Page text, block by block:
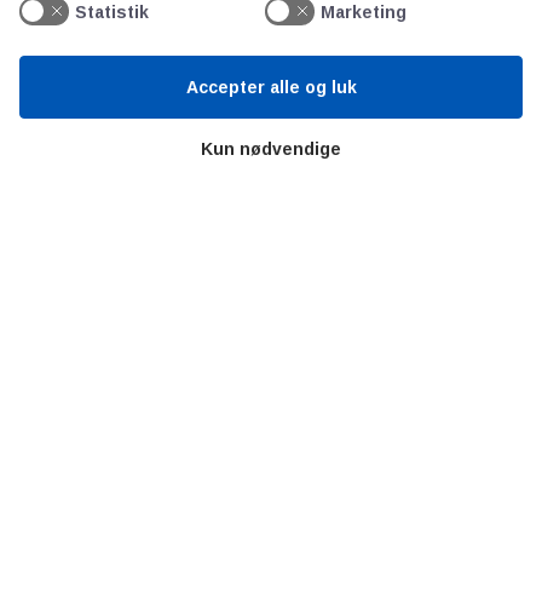
Litteratur
Forkortelser
Statistik
Marketing
Kun nødvendige
Accepter alle og luk